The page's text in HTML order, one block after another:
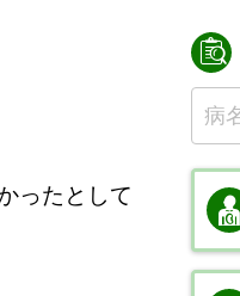
ったとして